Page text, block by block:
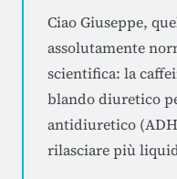
Ciao Giuseppe,
assolutamente
scientifica: la
blando diuretico
antidiuretico
rilasciare più